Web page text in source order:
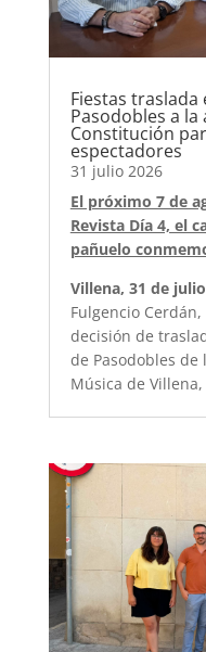
Fiestas
Pasodobles a la
Constitución
espectadores
31 julio 2026
El próximo 7 de
Revista Día 4, el
pañuelo
Villena, 31 de
Fulgencio
decisión de
de Pasodobles
Música de